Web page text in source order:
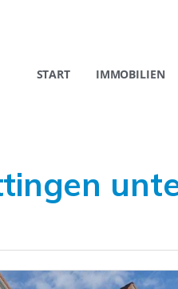
START IMMOBILIEN